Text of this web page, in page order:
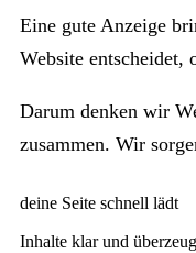
Eine gute Anzeige
Website entscheidet,
Darum denken wir
zusammen. Wir
deine Seite schnell lädt
Inhalte klar und